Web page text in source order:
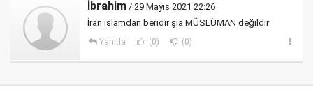
İbrahim / 29 Mayıs 2021 22:26
İran islamdan beridir şia MÜSLÜMAN değildir
Yanıtla (0) (0)